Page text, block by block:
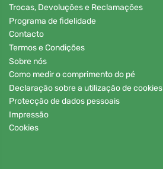
Trocas, Devoluções e Reclamações
Programa de fidelidade
Contacto
Termos e Condições
Sobre nós
Como medir o comprimento do pé
Declaração sobre a utilização de cookies
Protecção de dados pessoais
Impressão
Cookies